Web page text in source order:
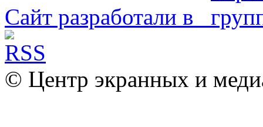
Сайт разработали в
© Центр экранных и